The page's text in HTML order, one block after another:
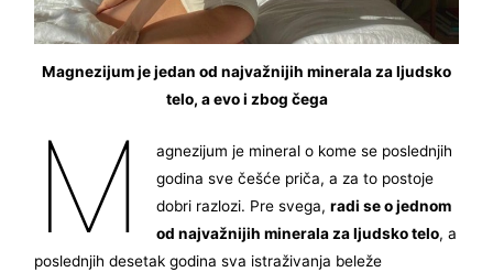
Magnezijum je jedan od najvažnijih minerala za ljudsko
telo, a evo i zbog čega
M
agnezijum je mineral o kome se poslednjih
godina sve češće priča, a za to postoje
dobri razlozi. Pre svega, radi se o jednom
od najvažnijih minerala za ljudsko telo, a
poslednjih desetak godina sva istraživanja beleže